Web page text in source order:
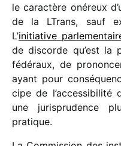
le carac­tère onéreux
de la LTrans, sauf
L’initia­tive
de discorde qu’est la
fédé­raux, de
ayant pour
cipe de l’ac­ces­si­bi­lité
une juris­pru­dence
pratique.